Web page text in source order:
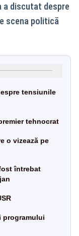
a discutat despre
scena politică
tensiunile
tehnocrat
o vizează pe
întrebat
programului